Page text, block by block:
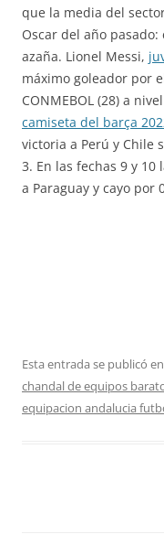
que la media del
Oscar del año
azaña. Lionel Messi,
máximo goleador por
CONMEBOL (28) a
camiseta del barça
victoria a Perú y Chile
3. En las fechas 9 y 10
a Paraguay y cayo por
Esta entrada se publicó en
chandal de equipos
equipacion andalucia